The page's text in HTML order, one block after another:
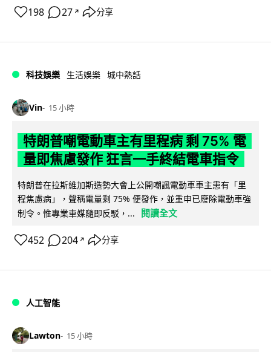
198 27 ↗ 分享
科技娛樂 生活娛樂 城中熱話
Vin 15 小時
特朗普嘲電動車主有里程病 剩 75% 電
量即焦慮發作 狂言一手終結電車指令
特朗普在拉斯維加斯造勢大會上公開嘲諷電動車車主患有「里
程焦慮病」，聲稱電量剩 75% 便發作，並重申已廢除電動車強
制令。惟專業車媒隨即反駁，...
閱讀全文
452 204 ↗ 分享
人工智能
Lawton 15 小時